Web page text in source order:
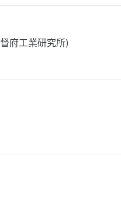
府工業研究所)